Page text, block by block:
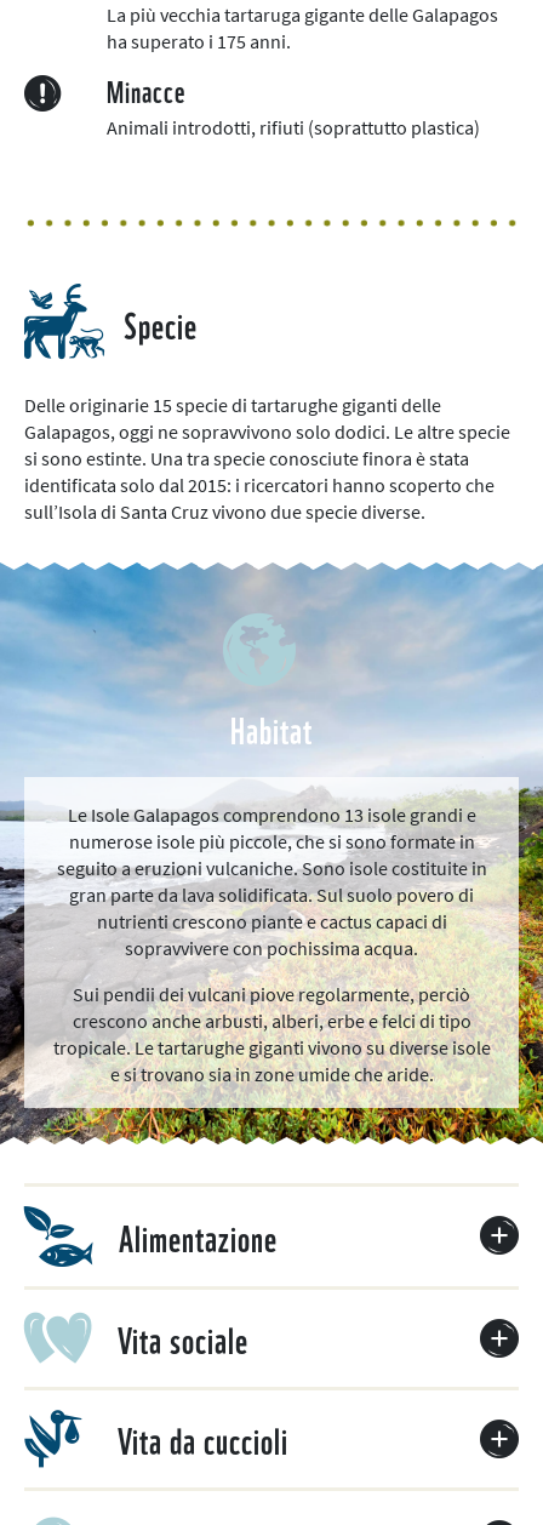
La più vecchia tartaruga gigante delle Galapagos
ha superato i 175 anni.
Minacce
Animali introdotti, rifiuti (soprattutto plastica)
Specie
Delle originarie 15 specie di tartarughe giganti delle
Galapagos, oggi ne sopravvivono solo dodici. Le altre specie
si sono estinte. Una tra specie conosciute finora è stata
identificata solo dal 2015: i ricercatori hanno scoperto che
sull’Isola di Santa Cruz vivono due specie diverse.
Habitat
Le Isole Galapagos comprendono 13 isole grandi e
numerose isole più piccole, che si sono formate in
seguito a eruzioni vulcaniche. Sono isole costituite in
gran parte da lava solidificata. Sul suolo povero di
nutrienti crescono piante e cactus capaci di
sopravvivere con pochissima acqua.
Sui pendii dei vulcani piove regolarmente, perciò
crescono anche arbusti, alberi, erbe e felci di tipo
tropicale. Le tartarughe giganti vivono su diverse isole
e si trovano sia in zone umide che aride.
Alimentazione
Vita sociale
Vita da cuccioli